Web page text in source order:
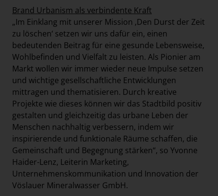
Brand Urbanism als verbindente Kraft
„Im Einklang mit unserer Mission ‚Den Durst der Zeit
zu löschen‘ setzen wir uns dafür ein, einen
bedeutenden Beitrag für eine gesunde Lebensweise,
Wohlbefinden und Vielfalt zu leisten. Als Pionier am
Markt wollen wir immer wieder neue Impulse setzen
und wichtige gesellschaftliche Entwicklungen
mittragen und thematisieren. Durch kreative
Projekte wie dieses können wir das Stadtbild positiv
gestalten und gleichzeitig das urbane Leben der
Menschen nachhaltig verbessern, indem wir
inspirierende und funktionale Räume schaffen, die
Gemeinschaft und Begegnung stärken“, so Yvonne
Haider-Lenz, Leiterin Marketing,
Unternehmenskommunikation und Innovation der
Vöslauer Mineralwasser GmbH.